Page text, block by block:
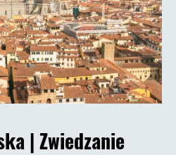
|Zwiedzanie